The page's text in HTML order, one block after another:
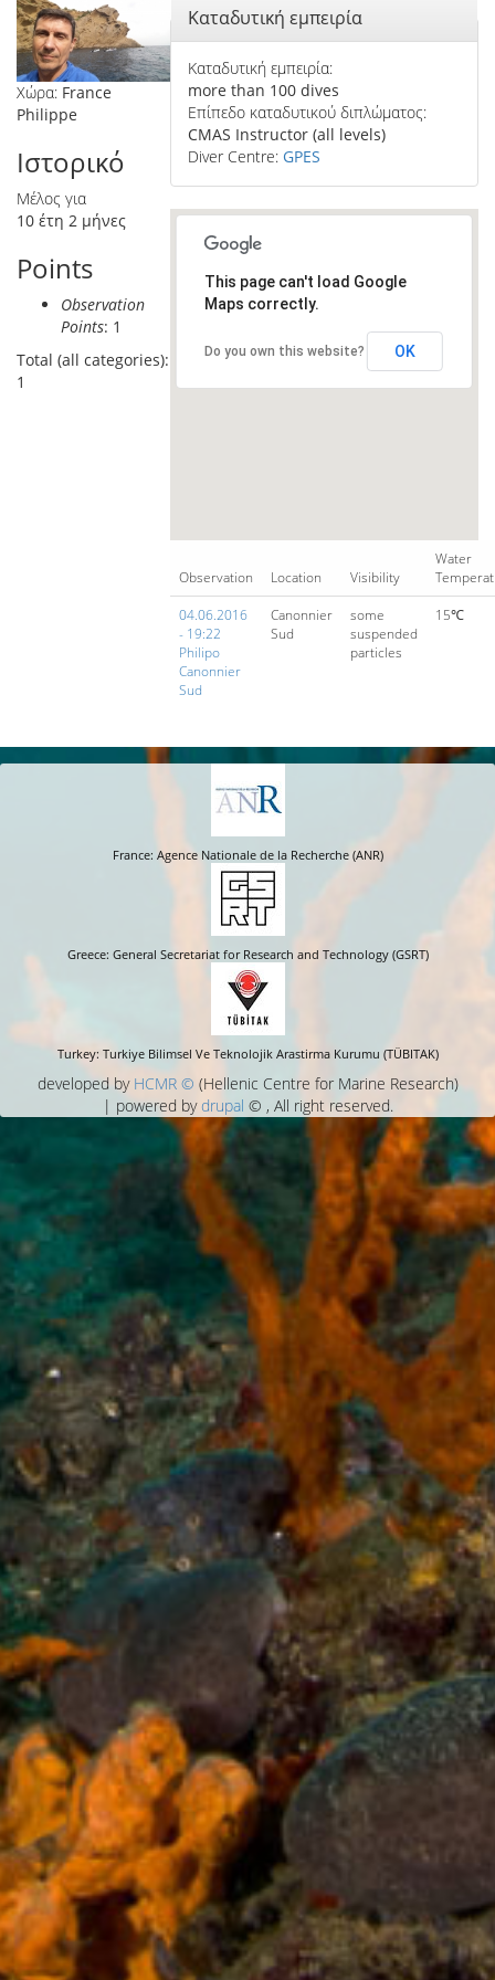
Χώρα: France
Philippe
Ιστορικό
Μέλος για
10 έτη 2 μήνες
Points
Observation
Points: 1
Total (all categories):
1
Απόκρυψη
Καταδυτική εμπειρία
Καταδυτική εμπειρία:
more than 100 dives
Επίπεδο καταδυτικού διπλώματος:
CMAS Instructor (all levels)
Diver Centre: GPES
This page can't load Google
Maps correctly.
Do you own this website? OK
Observation Location Visibility
Water
04.06.2016
- 19:22
Philipo
Canonnier
Sud
Canonnier
Sud
some
suspended
particles
15℃
France: Agence Nationale de la Recherche (ANR)
Greece: General Secretariat for Research and Technology (GSRT)
Turkey: Turkiye Bilimsel Ve Teknolojik Arastirma Kurumu (TÜBITAK)
developed by HCMR © (Hellenic Centre for Marine Research)
| powered bydrupal © , All right reserved.